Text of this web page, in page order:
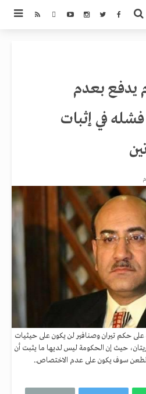
يدفع بعدم
في إثبات
على حكم تيران وصنافير لن يكون على حيثيات
حيث إن الحكومة ليس لديها ما يثبت أن
الطعن سوف يكون على عدم الاختصاص..